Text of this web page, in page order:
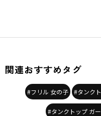
関連おすすめタグ
#フリル 女の子 #タンク
#タンクトップ ガ